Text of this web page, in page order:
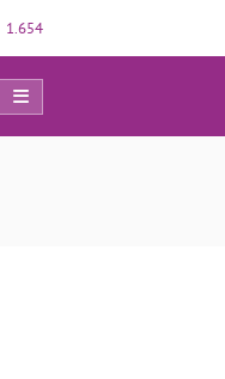
1.654